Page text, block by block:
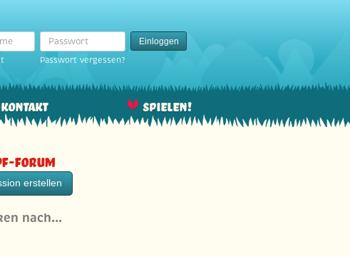
Passwort
Einloggen
Passwort vergessen?
Spielen!
Forum
erstellen
nach…